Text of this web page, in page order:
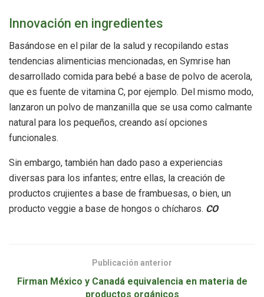
Innovación en ingredientes
Basándose en el pilar de la salud y recopilando estas
tendencias alimenticias mencionadas, en Symrise han
desarrollado comida para bebé a base de polvo de acerola,
que es fuente de vitamina C, por ejemplo. Del mismo modo,
lanzaron un polvo de manzanilla que se usa como calmante
natural para los pequeños, creando así opciones
funcionales.
Sin embargo, también han dado paso a experiencias
diversas para los infantes; entre ellas, la creación de
productos crujientes a base de frambuesas, o bien, un
producto veggie a base de hongos o chícharos. CO
Publicación anterior
Firman México y Canadá equivalencia en materia de
productos orgánicos